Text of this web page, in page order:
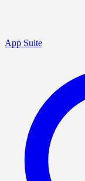
App Suite